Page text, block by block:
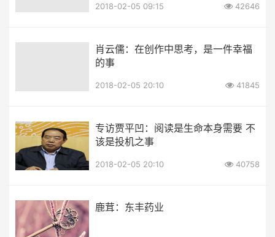
2018-02-05 09:15 42646
肖云儒：在创作中思考，是一件幸福
的事
2018-02-05 20:10 41845
专访贾平凹：阅读是生命本身需要 不
该是投机之事
2018-02-05 20:10 40758
鹿茸：东丰药业